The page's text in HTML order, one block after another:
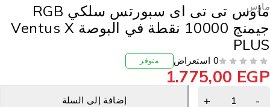
ماوس تى تى اى سبورتس سلكي RGB
جيمنج 10000 نقطة في البوصة Ventus X
0 استعراض متوفر
1.775,00
إضافة إلى السلة